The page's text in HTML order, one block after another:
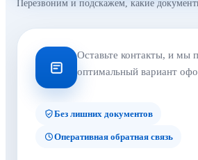
Перезвоним и подскажем, какие
Оставьте контакты, и мы
оптимальный вариант
Без лишних документов
Оперативная обратная связь